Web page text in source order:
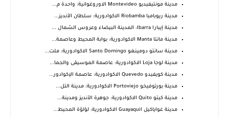
مدينة مونتيفيديو Montevideo الاوروغوانية: واحدة م...
مدينة ريوبامبا Riobamba الاكوادورية: سلطان الأنديز...
مدينة إيبارا Ibarra: المدينة البيضاء وعروس الشمال ...
مدينة مانتا Manta الاكوادورية: بوابة المحيط وعاصمة...
مدينة سانتو دومينغو Santo Domingo الاكوادورية: ملت...
مدينة لوجا Loja الاكوادورية: عاصمة الموسيقى والجما...
مدينة كويفيدو Quevedo الاكوادورية: عاصمة الإكوادور...
مدينة بورتوفيخو Portoviejo الاكوادورية: مدينة التل...
مدينة كيتو Quito الاكوادورية: جوهرة الأنديز ومدينة...
مدينة غواياكيل Guayaquil الاكوادورية: لؤلؤة المحيط...